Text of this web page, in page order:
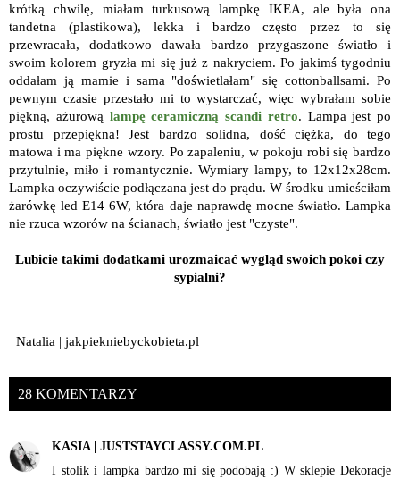
krótką chwilę, miałam turkusową lampkę IKEA, ale była ona
tandetna (plastikowa), lekka i bardzo często przez to się
przewracała, dodatkowo dawała bardzo przygaszone światło i
swoim kolorem gryzła mi się już z nakryciem. Po jakimś tygodniu
oddałam ją mamie i sama "doświetlałam" się cottonballsami. Po
pewnym czasie przestało mi to wystarczać, więc wybrałam sobie
piękną, ażurową lampę ceramiczną scandi retro. Lampa jest po
prostu przepiękna! Jest bardzo solidna, dość ciężka, do tego
matowa i ma piękne wzory. Po zapaleniu, w pokoju robi się bardzo
przytulnie, miło i romantycznie. Wymiary lampy, to 12x12x28cm.
Lampka oczywiście podłączana jest do prądu. W środku umieściłam
żarówkę led E14 6W, która daje naprawdę mocne światło. Lampka
nie rzuca wzorów na ścianach, światło jest "czyste".
Lubicie takimi dodatkami urozmaicać wygląd swoich pokoi czy
sypialni?
Natalia | jakpiekniebyckobieta.pl
28 KOMENTARZY
KASIA | JUSTSTAYCLASSY.COM.PL
I stolik i lampka bardzo mi się podobają :) W sklepie Dekoracje